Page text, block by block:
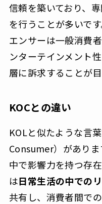
信頼を築いており、
を行うことが多いで
エンサーは一般消費
ンターテインメント
層に訴求することが目
KOCとの違い
KOLと似たような言
Consumer）があり
中で影響力を持つ存
は日常生活の中での
共有し、消費者間で